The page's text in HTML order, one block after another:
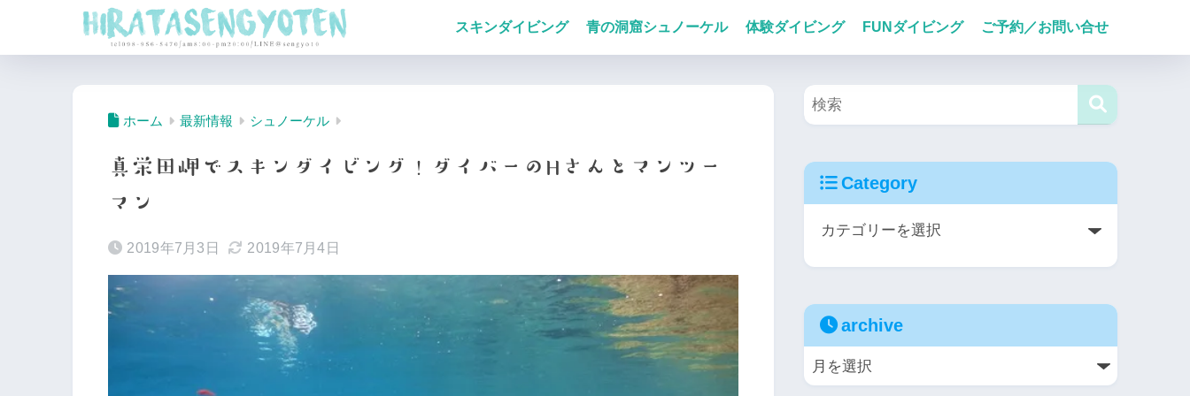
スキンダイビング 青の洞窟シュノーケル 体験ダイビング FUNダイビング ご予約／お問い合せ
ホーム 最新情報 シュノーケル
真栄田岬でスキンダイビング！ダイバーのHさんとマンツー
マン
2019年7月3日 2019年7月4日
Category
archive